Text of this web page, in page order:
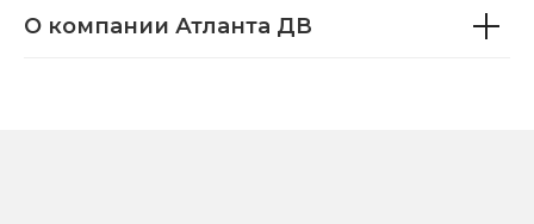
О компании Атланта ДВ